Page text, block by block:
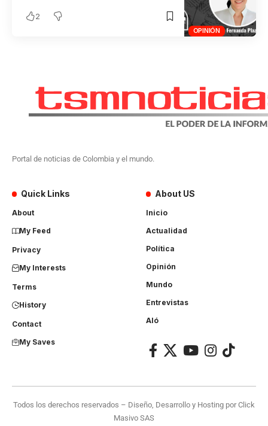
OPINIÓN
2
Portal de noticias de Colombia y el mundo.
Quick Links
About
My Feed
Privacy
My Interests
Terms
History
Contact
My Saves
About US
Inicio
Actualidad
Política
Opinión
Mundo
Entrevistas
Aló
Todos los derechos reservados – Diseño, Desarrollo y Hosting porClick
Masivo SAS